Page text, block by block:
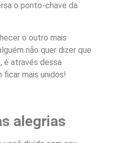
o ponto-chave da
o outro mais
não quer dizer que
é através dessa
mais unidos!
alegrias